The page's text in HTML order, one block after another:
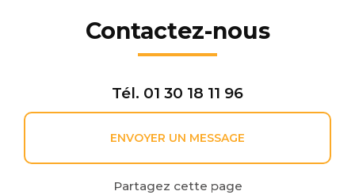
Contactez-nous
Tél. 01 30 18 11 96
ENVOYER UN MESSAGE
Partagez cette page